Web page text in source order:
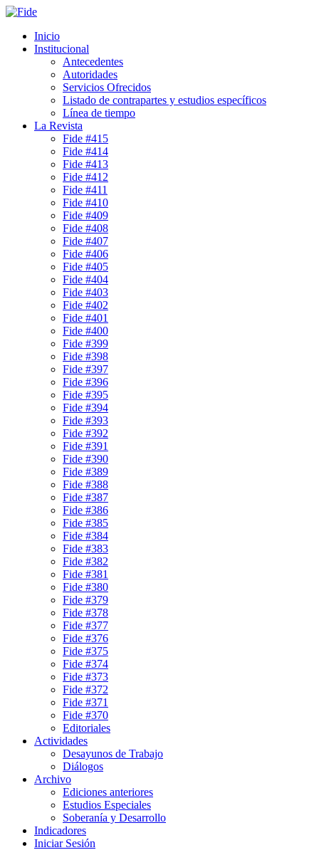
Inicio
Institucional
Antecedentes
Autoridades
Servicios Ofrecidos
Listado de contrapartes y estudios específicos
Línea de tiempo
La Revista
Fide #415
Fide #414
Fide #413
Fide #412
Fide #411
Fide #410
Fide #409
Fide #408
Fide #407
Fide #406
Fide #405
Fide #404
Fide #403
Fide #402
Fide #401
Fide #400
Fide #399
Fide #398
Fide #397
Fide #396
Fide #395
Fide #394
Fide #393
Fide #392
Fide #391
Fide #390
Fide #389
Fide #388
Fide #387
Fide #386
Fide #385
Fide #384
Fide #383
Fide #382
Fide #381
Fide #380
Fide #379
Fide #378
Fide #377
Fide #376
Fide #375
Fide #374
Fide #373
Fide #372
Fide #371
Fide #370
Editoriales
Actividades
Desayunos de Trabajo
Diálogos
Archivo
Ediciones anteriores
Estudios Especiales
Soberanía y Desarrollo
Indicadores
Iniciar Sesión